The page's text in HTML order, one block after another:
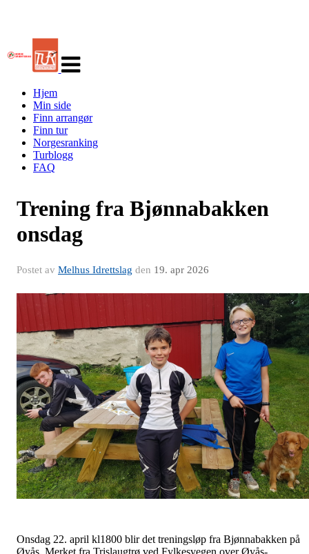
navigasjon
Hjem
Min side
Finn arrangør
Finn tur
Norgesranking
Turblogg
FAQ
Trening fra Bjønnabakken
onsdag
Postet av Melhus Idrettslag den 19. apr 2026
Onsdag 22. april kl1800 blir det treningsløp fra Bjønnabakken på
Øyås. Merket fra Trislaugtrø ved Fylkesvegen over Øyås-